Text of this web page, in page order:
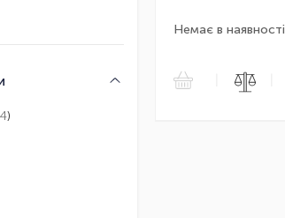
4)
Немає в наявності